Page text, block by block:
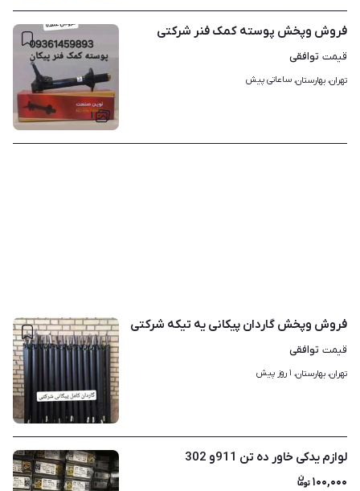
۱
فروش وپخش پوسته کمک فنر شرکتی
قیمت توافقی
تهران، بهارستان، ساعاتی پیش
۲
فروش وپخش گاردان پیکانی یه تیکه شرکتی
قیمت توافقی
تهران، بهارستان، ۱ روز پیش
لوازم یدکی خاور ده تن 911و 302
۱۰۰,۰۰۰